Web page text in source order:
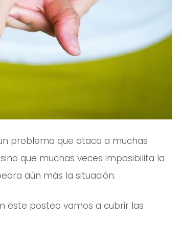
problema que ataca a muchas
que muchas veces imposibilita la
aún más la situación.
este posteo vamos a cubrir las